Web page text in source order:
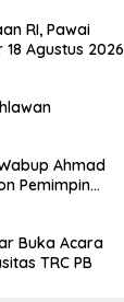
RI, Pawai
Agustus 2026
Ahmad
Pemimpin
Buka Acara
TRC PB